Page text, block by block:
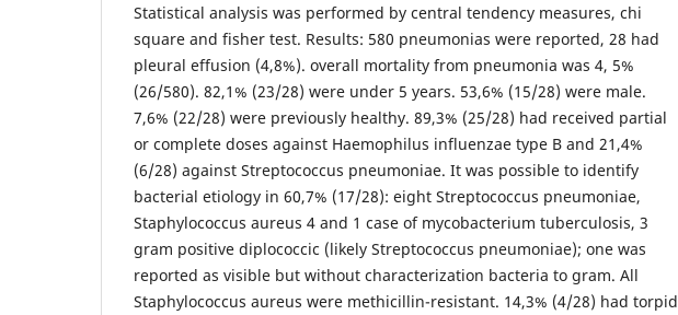
Statistical analysis was performed by central tendency measures, chi
square and fisher test. Results: 580 pneumonias were reported, 28 had
pleural effusion (4,8%). overall mortality from pneumonia was 4, 5%
(26/580). 82,1% (23/28) were under 5 years. 53,6% (15/28) were male.
7,6% (22/28) were previously healthy. 89,3% (25/28) had received partial
or complete doses against Haemophilus influenzae type B and 21,4%
(6/28) against Streptococcus pneumoniae. It was possible to identify
bacterial etiology in 60,7% (17/28): eight Streptococcus pneumoniae,
Staphylococcus aureus 4 and 1 case of mycobacterium tuberculosis, 3
gram positive diplococcic (likely Streptococcus pneumoniae); one was
reported as visible but without characterization bacteria to gram. All
Staphylococcus aureus were methicillin-resistant. 14,3% (4/28) had torpid